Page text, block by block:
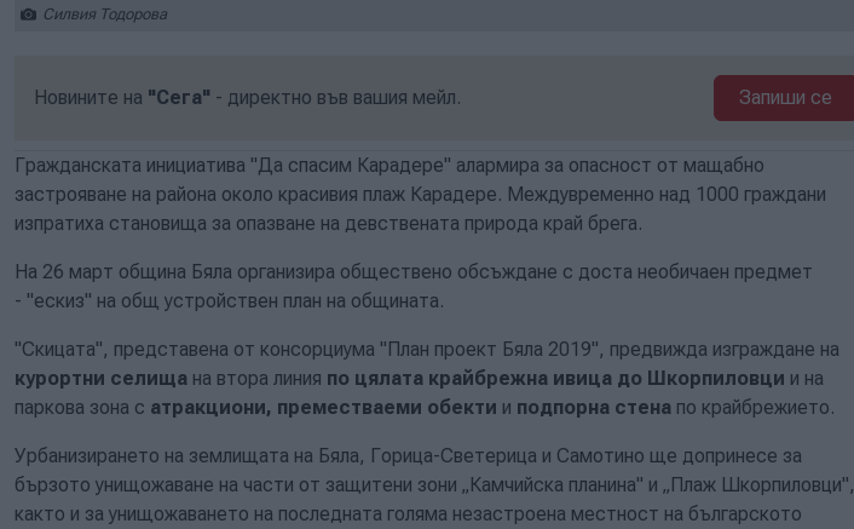
Силвия Тодорова
Новините на "Сега" - директно във вашия мейл. Запиши се
Гражданската инициатива "Да спасим Карадере" алармира за опасност от мащабно
застрояване на района около красивия плаж Карадере. Междувременно над 1000 граждани
изпратиха становища за опазване на девствената природа край брега.
На 26 март община Бяла организира обществено обсъждане с доста необичаен предмет
- "ескиз" на общ устройствен план на общината.
"Скицата", представена от консорциума "План проект Бяла 2019", предвижда изграждане на
курортни селища на втора линия по цялата крайбрежна ивица до Шкорпиловци и на
паркова зона с атракциони, преместваеми обекти и подпорна стена по крайбрежието.
Урбанизирането на землищата на Бяла, Горица-Светерица и Самотино ще допринесе за
бързото унищожаване на части от защитени зони „Камчийска планина" и „Плаж Шкорпиловци",
както и за унищожаването на последната голяма незастроена местност на българското